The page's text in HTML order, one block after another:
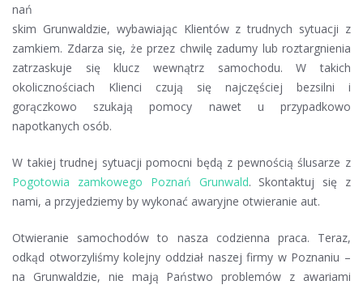
nań
skim Grunwaldzie, wybawiając Klientów z trudnych sytuacji z
zamkiem. Zdarza się, że przez chwilę zadumy lub roztargnienia
zatrzaskuje się klucz wewnątrz samochodu. W takich
okolicznościach Klienci czują się najczęściej bezsilni i
gorączkowo szukają pomocy nawet u przypadkowo
napotkanych osób.
W takiej trudnej sytuacji pomocni będą z pewnością ślusarze z
Pogotowia zamkowego Poznań Grunwald. Skontaktuj się z
nami, a przyjedziemy by wykonać awaryjne otwieranie aut.
Otwieranie samochodów to nasza codzienna praca. Teraz,
odkąd otworzyliśmy kolejny oddział naszej firmy w Poznaniu –
na Grunwaldzie, nie mają Państwo problemów z awariami